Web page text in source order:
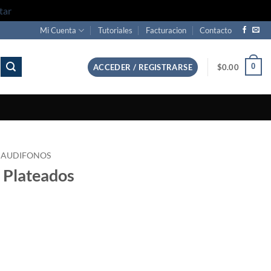
Mi Cuenta Tutoriales Facturacion Contacto
ACCEDER / REGISTRARSE $0.00 0
AUDIFONOS